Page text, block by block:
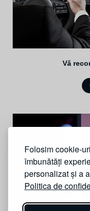
Folosim cookie-
îmbunătăți
personalizat și a
Politica de
Vă